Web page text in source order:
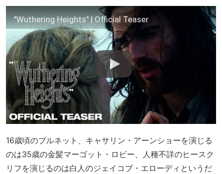
"Wuthering Heights" | Official Teaser
16歳頃のブルネット、キャサリン・アーンショーを演じる
のは35歳の金髪マーゴット・ロビー、人種不詳のヒースク
リフを演じるのは白人のジェイコブ・エローディというだ